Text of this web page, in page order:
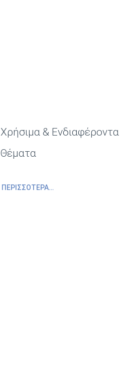
Χρήσιμα & Ενδιαφέροντα
Θέματα
ΠΕΡΙΣΣΌΤΕΡΑ…